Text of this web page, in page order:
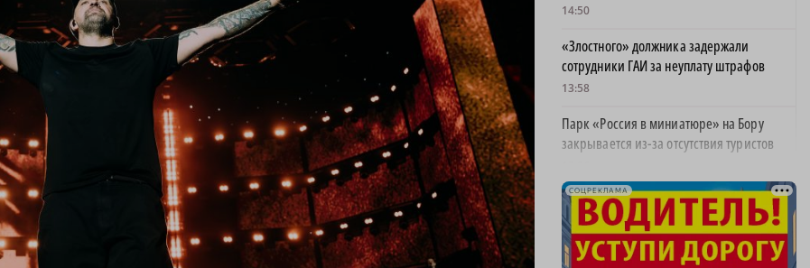
14:50
«Злостного» должника задержали
сотрудники ГАИ за неуплату штрафов
13:58
Парк «Россия в миниатюре» на Бору
закрывается из-за отсутствия туристов
Найти своего человека: как помогают
питомцам в центре «Планета кошек»
13:00
СОЦРЕКЛАМА